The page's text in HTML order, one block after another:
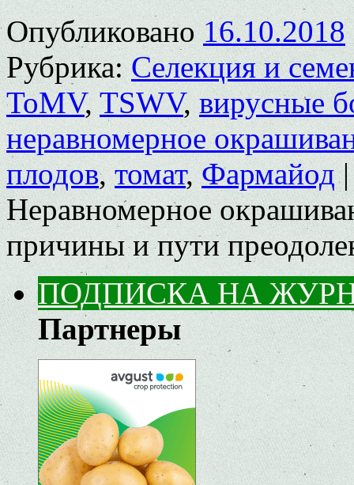
Опубликовано 16.10.2018
Рубрика: Селекция и
ToMV,TSWV,вирусные
неравномерное
плодов, томат,Фармайод |
Неравномерное
причины и пути
ПОДПИСКА НА
Партнеры